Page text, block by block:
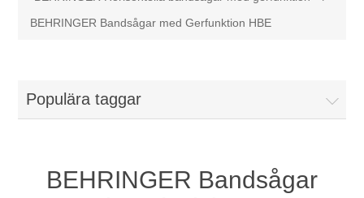
Bearbetningsmaskiner
Spare parts & Service
BEHRINGER Bandsågar med Gerfunktion HBE
Populära taggar
BEHRINGER Bandsågar